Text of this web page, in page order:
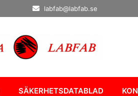
labfab@labfab.se
SÄKERHETSDATABLAD